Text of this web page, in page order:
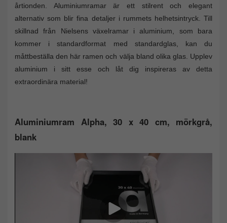
årtionden. Aluminiumramar är ett stilrent och elegant
alternativ som blir fina detaljer i rummets helhetsintryck. Till
skillnad från Nielsens växelramar i aluminium, som bara
kommer i standardformat med standardglas, kan du
måttbeställa den här ramen och välja bland olika glas. Upplev
aluminium i sitt esse och låt dig inspireras av detta
extraordinära material!
Aluminiumram Alpha, 30 x 40 cm, mörkgrå,
blank